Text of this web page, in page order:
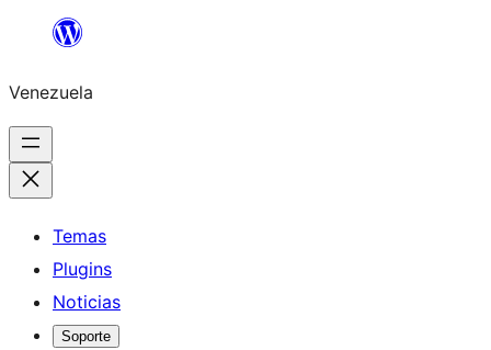
Saltar
contenido
Venezuela
Temas
Plugins
Noticias
Soporte